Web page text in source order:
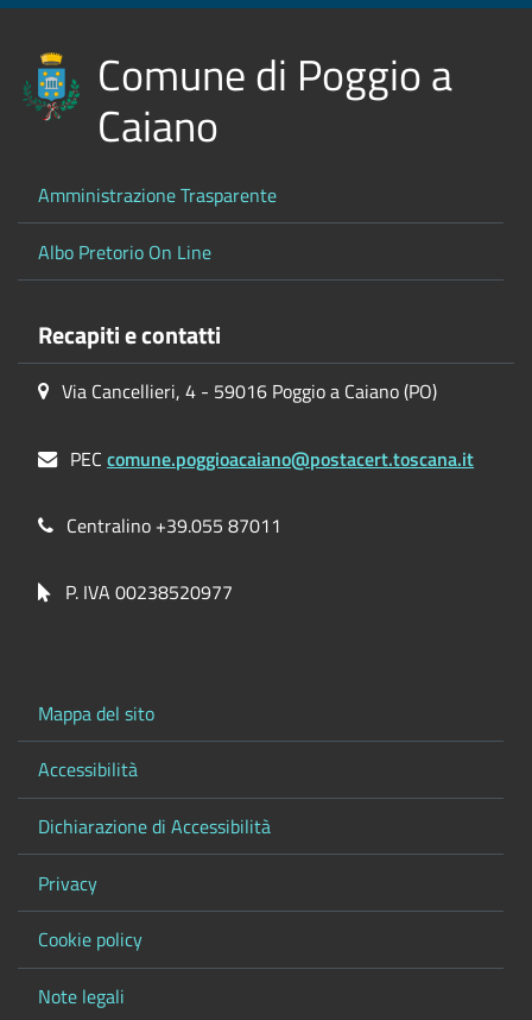
Comune di Poggio a
Caiano
Amministrazione Trasparente
Albo Pretorio On Line
Recapiti e contatti
Via Cancellieri, 4 - 59016 Poggio a Caiano (PO)
PECcomune.poggioacaiano@postacert.toscana.it
Centralino +39.055 87011
P. IVA 00238520977
Mappa del sito
Accessibilità
Dichiarazione di Accessibilità
Privacy
Cookie policy
Note legali